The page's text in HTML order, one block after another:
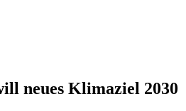
neues Klimaziel 2030